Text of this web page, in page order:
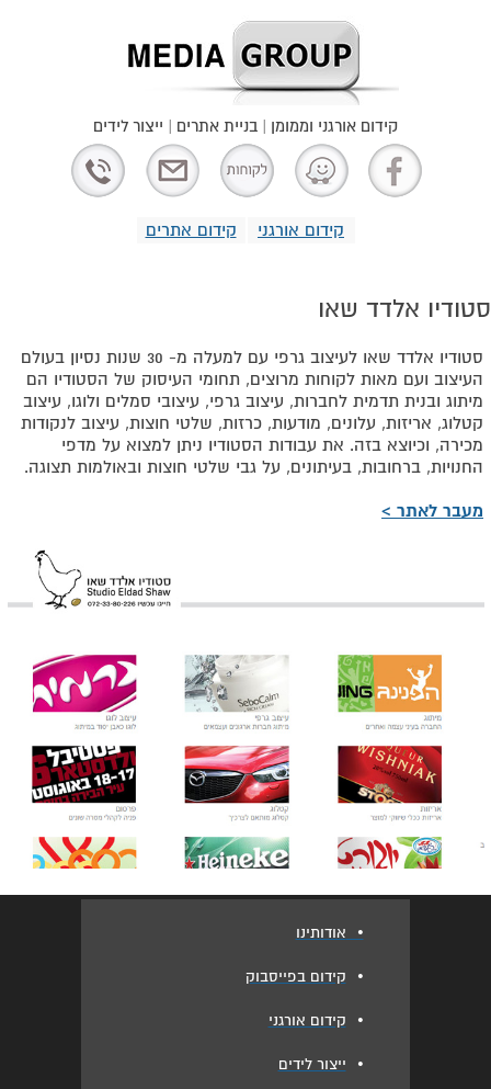
קידום אורגני קידום אתרים
קידום אורגני וממומן | בניית אתרים | ייצור לידים
סטודיו אלדד שאו
סטודיו אלדד שאו לעיצוב גרפי עם למעלה מ- 30 שנות נסיון בעולם
העיצוב ועם מאות לקוחות מרוצים, תחומי העיסוק של הסטודיו הם
מיתוג ובנית תדמית לחברות, עיצוב גרפי, עיצובי סמלים ולוגו, עיצוב
קטלוג, אריזות, עלונים, מודעות, כרזות, שלטי חוצות, עיצוב לנקודות
מכירה, וכיוצא בזה. את עבודות הסטודיו ניתן למצוא על מדפי
החנויות, ברחובות, בעיתונים, על גבי שלטי חוצות ובאולמות תצוגה.
מעבר לאתר >
• אודותינו
• קידום בפייסבוק
• קידום אורגני
• ייצור לידים